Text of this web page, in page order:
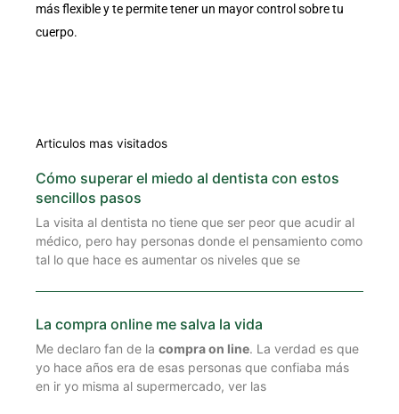
más flexible y te permite tener un mayor control sobre tu
cuerpo.
Articulos mas visitados
Cómo superar el miedo al dentista con estos
sencillos pasos
La visita al dentista no tiene que ser peor que acudir al
médico, pero hay personas donde el pensamiento como
tal lo que hace es aumentar os niveles que se
La compra online me salva la vida
Me declaro fan de la compra on line. La verdad es que
yo hace años era de esas personas que confiaba más
en ir yo misma al supermercado, ver las